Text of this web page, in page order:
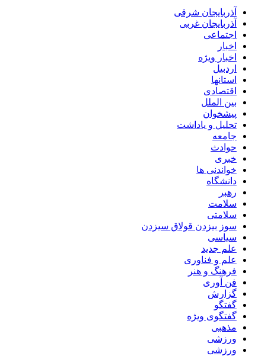
آذربایجان شرقی
آذربایجان غربی
اجتماعی
اخبار
اخبار ویژه
اردبیل
استانها
اقتصادی
بین الملل
پیشخوان
تحلیل و یاداشت
جامعه
حوادث
خبری
خواندنی ها
دانشگاه
رهبر
سلامت
سلامتی
سوز بیزدن قولاق سیزدن
سیاسی
علم جدید
علم و فناوری
فرهنگ و هنر
فن آوری
گزارش
گفتگو
گفتگوی ویژه
مذهبی
ورزشی
ورزشی